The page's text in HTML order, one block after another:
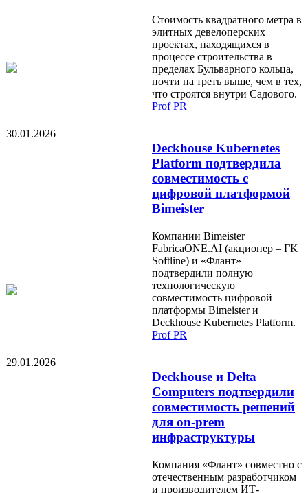
Стоимость квадратного метра в
элитных девелоперских
проектах, находящихся в
процессе строительства в
пределах Бульварного кольца,
почти на треть выше, чем в тех,
что строятся внутри Садового.
Prof PR
30.01.2026
Deckhouse Kubernetes
Platform подтвердила
совместимость с
цифровой платформой
Bimeister
Компании Bimeister
FabricaONE.AI (акционер – ГК
Softline) и «Флант»
подтвердили полную
технологическую
совместимость цифровой
платформы Bimeister и
Deckhouse Kubernetes Platform.
Prof PR
29.01.2026
Deckhouse и Delta
Computers подтвердили
совместимость решений
для on-prem
инфраструктуры
Компания «Флант» совместно с
отечественным разработчиком
и производителем ИТ-